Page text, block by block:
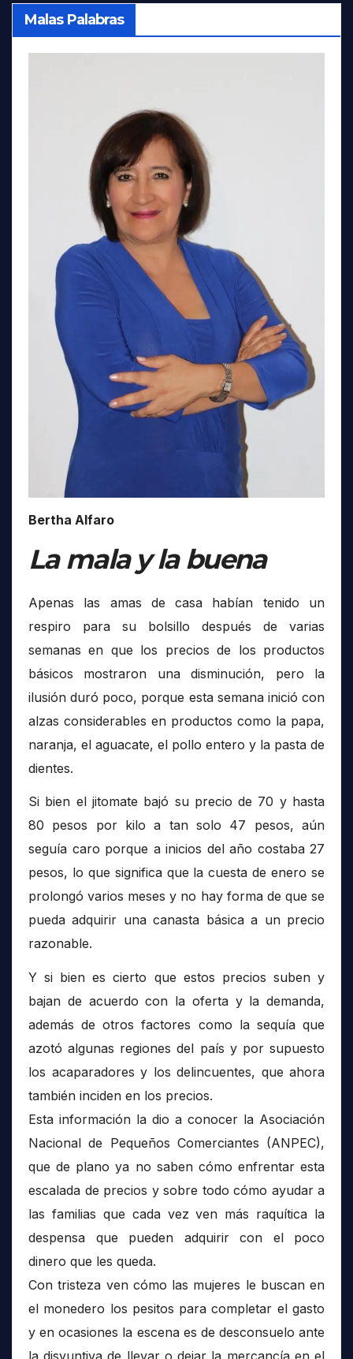
Malas Palabras
Bertha Alfaro
La mala y la buena
Apenas las amas de casa habían tenido un
respiro para su bolsillo después de varias
semanas en que los precios de los productos
básicos mostraron una disminución, pero la
ilusión duró poco, porque esta semana inició con
alzas considerables en productos como la papa,
naranja, el aguacate, el pollo entero y la pasta de
dientes.
Si bien el jitomate bajó su precio de 70 y hasta
80 pesos por kilo a tan solo 47 pesos, aún
seguía caro porque a inicios del año costaba 27
pesos, lo que significa que la cuesta de enero se
prolongó varios meses y no hay forma de que se
pueda adquirir una canasta básica a un precio
razonable.
Y si bien es cierto que estos precios suben y
bajan de acuerdo con la oferta y la demanda,
además de otros factores como la sequía que
azotó algunas regiones del país y por supuesto
los acaparadores y los delincuentes, que ahora
también inciden en los precios.
Esta información la dio a conocer la Asociación
Nacional de Pequeños Comerciantes (ANPEC),
que de plano ya no saben cómo enfrentar esta
escalada de precios y sobre todo cómo ayudar a
las familias que cada vez ven más raquítica la
despensa que pueden adquirir con el poco
dinero que les queda.
Con tristeza ven cómo las mujeres le buscan en
el monedero los pesitos para completar el gasto
y en ocasiones la escena es de desconsuelo ante